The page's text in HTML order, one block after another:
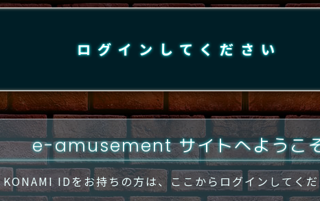
歴 プレーグラフ
ログインしてください
e-amusement サイトへようこ
KONAMI IDをお持ちの方は、ここからログインしてくだ